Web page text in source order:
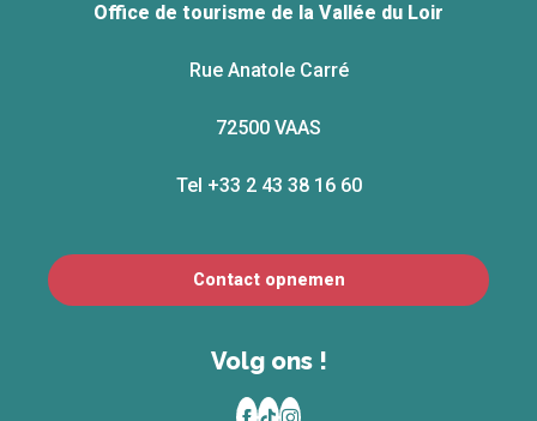
Office de tourisme de la Vallée du Loir
Rue Anatole Carré
72500 VAAS
Tel +33 2 43 38 16 60
Contact opnemen
Volg ons !